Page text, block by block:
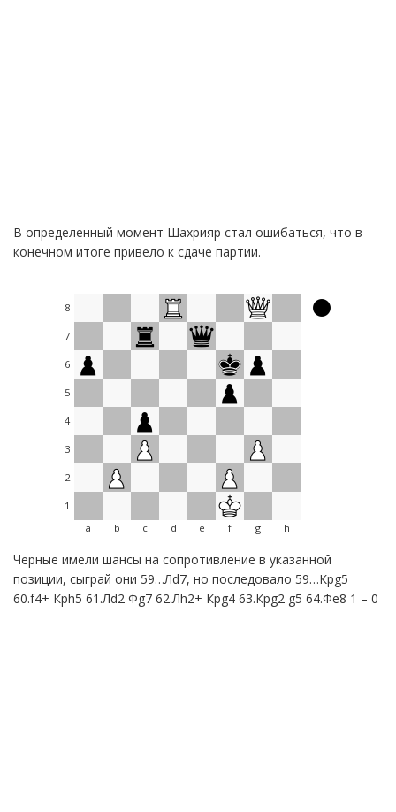
В определенный момент Шахрияр стал ошибаться, что в
конечном итоге привело к сдаче партии.
8
7
6
5
4
3
2
1
a
b c d e f g h
Черные имели шансы на сопротивление в указанной
позиции, сыграй они 59…Лd7, но последовало 59…Крg5
60.f4+ Крh5 61.Лd2 Фg7 62.Лh2+ Крg4 63.Крg2 g5 64.Фe8 1 – 0